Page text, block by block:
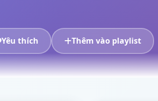
Yêu thích Thêm vào playlist